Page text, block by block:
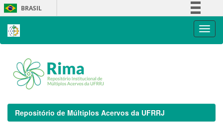
Skip
navigation
BRASIL
Repositório de Múltiplos Acervos da UFRRJ